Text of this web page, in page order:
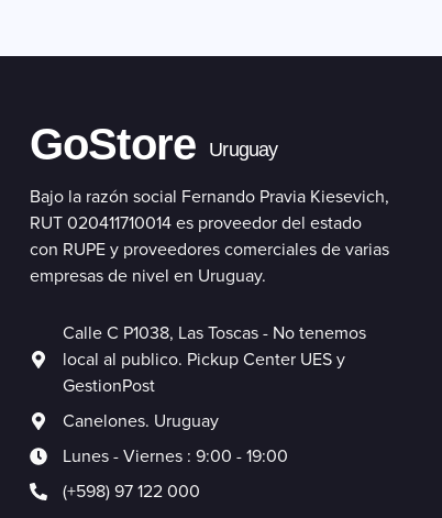
GoStore Uruguay
Bajo la razón social Fernando Pravia Kiesevich,
RUT 020411710014 es proveedor del estado
con RUPE y proveedores comerciales de varias
empresas de nivel en Uruguay.
Calle C P1038, Las Toscas - No tenemos
local al publico. Pickup Center UES y
GestionPost
Canelones. Uruguay
Lunes - Viernes : 9:00 - 19:00
(+598) 97 122 000